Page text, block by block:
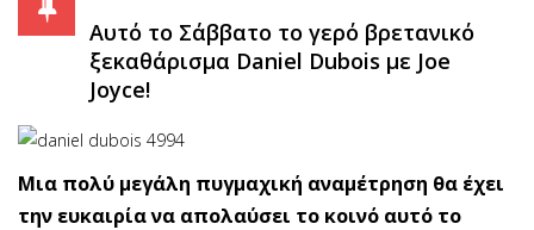
Αυτό το Σάββατο το γερό βρετανικό
ξεκαθάρισμα Daniel Dubois με Joe
Joyce!
Μια πολύ μεγάλη πυγμαχική αναμέτρηση θα έχει
την ευκαιρία να απολαύσει το κοινό αυτό το